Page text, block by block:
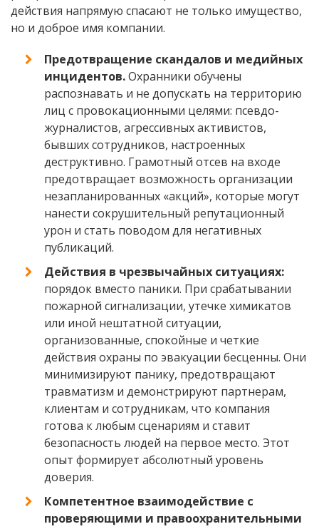
действия напрямую спасают не только имущество,
но и доброе имя компании.
Предотвращение скандалов и медийных
инцидентов.Охранники обучены
распознавать и не допускать на территорию
лиц с провокационными целями: псевдо-
журналистов, агрессивных активистов,
бывших сотрудников, настроенных
деструктивно. Грамотный отсев на входе
предотвращает возможность организации
незапланированных «акций», которые могут
нанести сокрушительный репутационный
урон и стать поводом для негативных
публикаций.
Действия в чрезвычайных ситуациях:
порядок вместо паники. При срабатывании
пожарной сигнализации, утечке химикатов
или иной нештатной ситуации,
организованные, спокойные и четкие
действия охраны по эвакуации бесценны. Они
минимизируют панику, предотвращают
травматизм и демонстрируют партнерам,
клиентам и сотрудникам, что компания
готова к любым сценариям и ставит
безопасность людей на первое место. Этот
опыт формирует абсолютный уровень
доверия.
Компетентное взаимодействие с
проверяющими и правоохранительными